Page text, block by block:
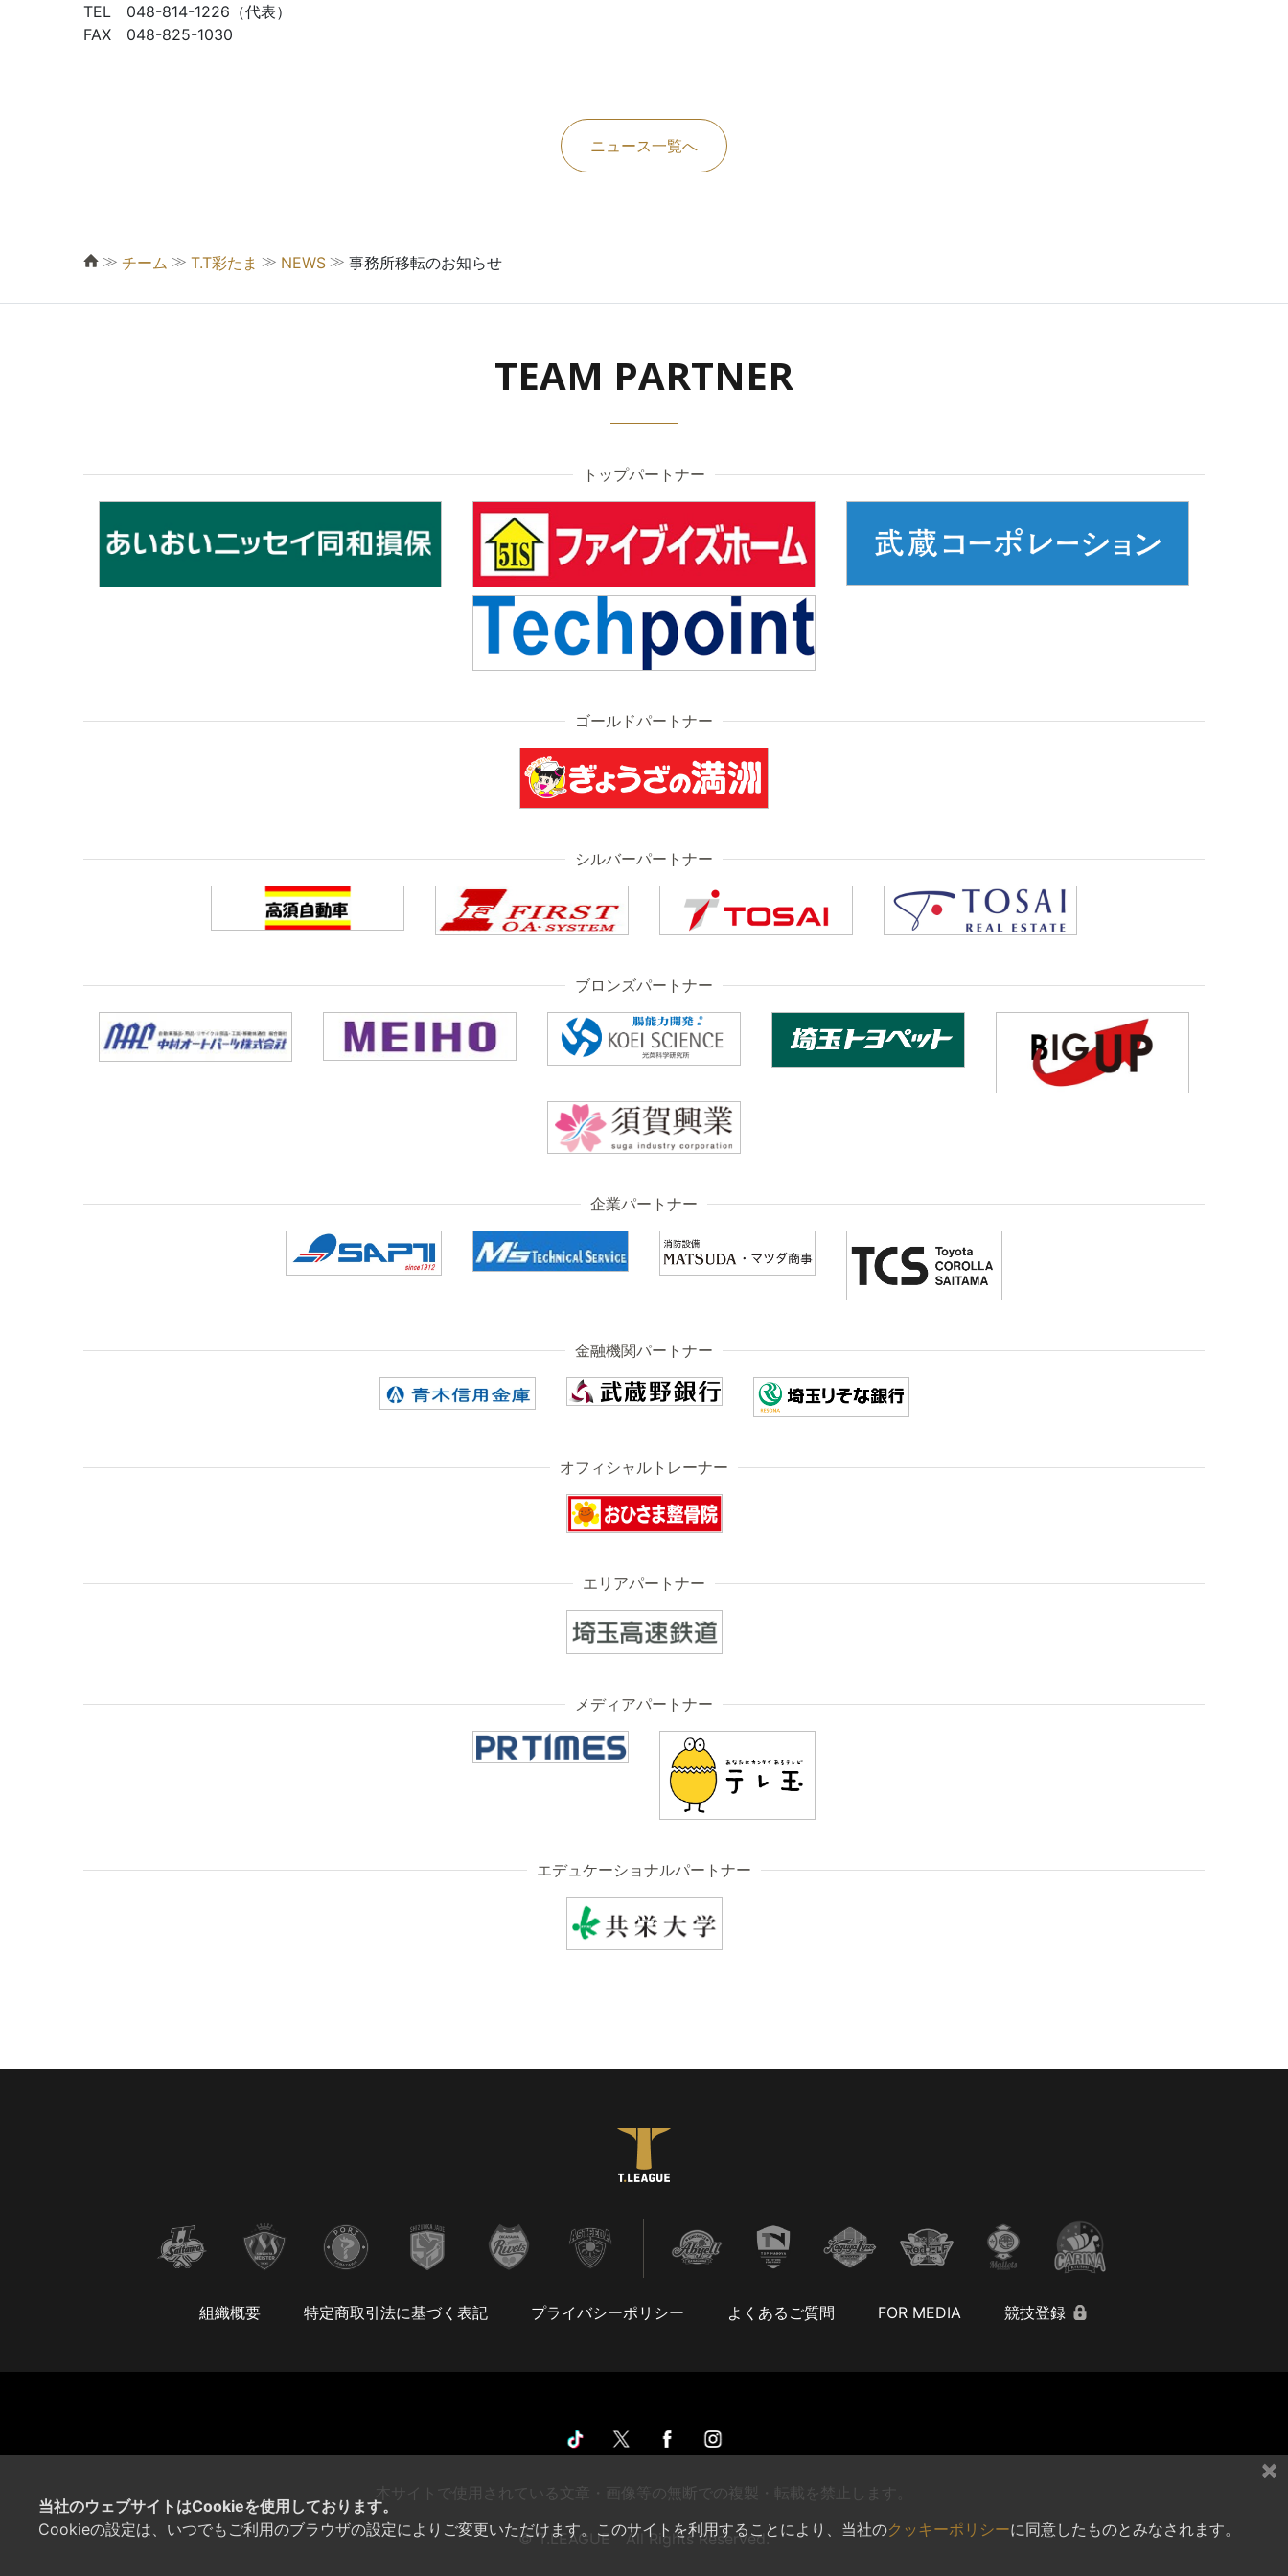
TEL 048-814-1226（代表）
FAX 048-825-1030
ニュース一覧へ
≫ チーム ≫ T.T彩たま ≫ NEWS ≫ 事務所移転のお知らせ
TEAM PARTNER
トップパートナー
ゴールドパートナー
シルバーパートナー
ブロンズパートナー
企業パートナー
金融機関パートナー
オフィシャルトレーナー
エリアパートナー
メディアパートナー
エデュケーショナルパートナー
組織概要 特定商取引法に基づく表記 プライバシーポリシー よくあるご質問 FOR MEDIA 競技登録
本サイトで使用されている文章・画像等の無断での複製・転載を禁止します。
© T.LEAGUE All Rights Reserved.
×
当社のウェブサイトはCookieを使用しております。
Cookieの設定は、いつでもご利用のブラウザの設定によりご変更いただけます。このサイトを利用することにより、当社のクッキーポリシーに同意したものとみなされます。